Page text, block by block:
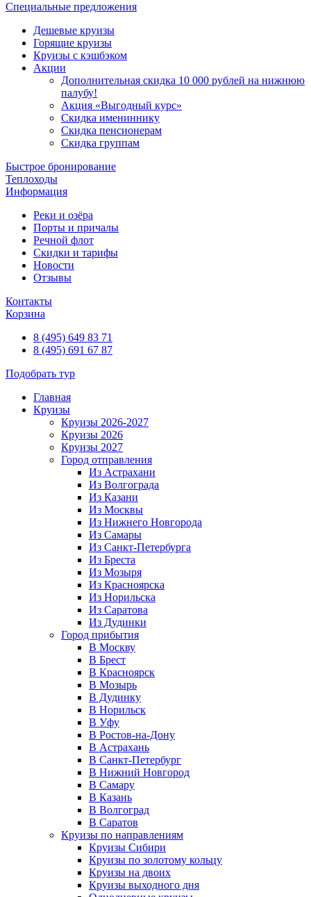
Специальные предложения
Дешевые круизы
Горящие круизы
Круизы с кэшбэком
Акции
Дополнительная скидка 10 000 рублей на нижнюю
палубу!
Акция «Выгодный курс»
Скидка имениннику
Скидка пенсионерам
Скидка группам
Быстрое бронирование
Теплоходы
Информация
Реки и озёра
Порты и причалы
Речной флот
Скидки и тарифы
Новости
Отзывы
Контакты
Корзина
8 (495) 649 83 71
8 (495) 691 67 87
Подобрать тур
Главная
Круизы
Круизы 2026-2027
Круизы 2026
Круизы 2027
Город отправления
Из Астрахани
Из Волгограда
Из Казани
Из Москвы
Из Нижнего Новгорода
Из Самары
Из Санкт-Петербурга
Из Бреста
Из Мозыря
Из Красноярска
Из Норильска
Из Саратова
Из Дудинки
Город прибытия
В Москву
В Брест
В Красноярск
В Мозырь
В Дудинку
В Норильск
В Уфу
В Ростов-на-Дону
В Астрахань
В Санкт-Петербург
В Нижний Новгород
В Самару
В Казань
В Волгоград
В Саратов
Круизы по направлениям
Круизы Сибири
Круизы по золотому кольцу
Круизы на двоих
Круизы выходного дня